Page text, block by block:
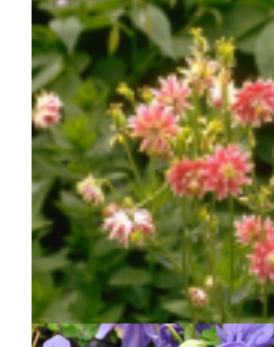
Akelei
Aquilegia 'Nora Barlow'